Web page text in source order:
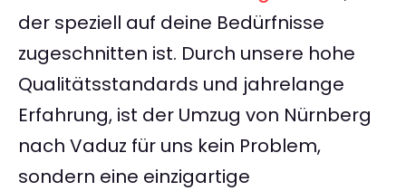
der speziell auf deine Bedürfnisse
zugeschnitten ist. Durch unsere hohe
Qualitätsstandards und jahrelange
Erfahrung, ist der Umzug von Nürnberg
nach Vaduz für uns kein Problem,
sondern eine einzigartige